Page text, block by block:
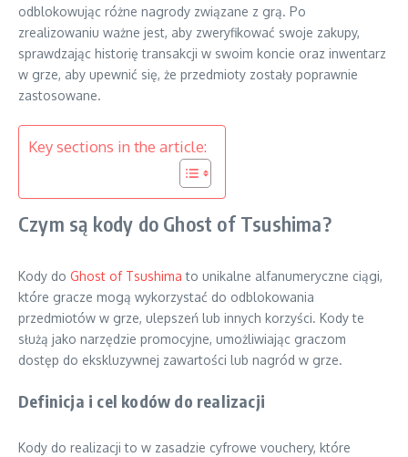
odblokowując różne nagrody związane z grą. Po
zrealizowaniu ważne jest, aby zweryfikować swoje zakupy,
sprawdzając historię transakcji w swoim koncie oraz inwentarz
w grze, aby upewnić się, że przedmioty zostały poprawnie
zastosowane.
Key sections in the article:
Czym są kody do Ghost of Tsushima?
Kody do Ghost of Tsushima to unikalne alfanumeryczne ciągi,
które gracze mogą wykorzystać do odblokowania
przedmiotów w grze, ulepszeń lub innych korzyści. Kody te
służą jako narzędzie promocyjne, umożliwiając graczom
dostęp do ekskluzywnej zawartości lub nagród w grze.
Definicja i cel kodów do realizacji
Kody do realizacji to w zasadzie cyfrowe vouchery, które